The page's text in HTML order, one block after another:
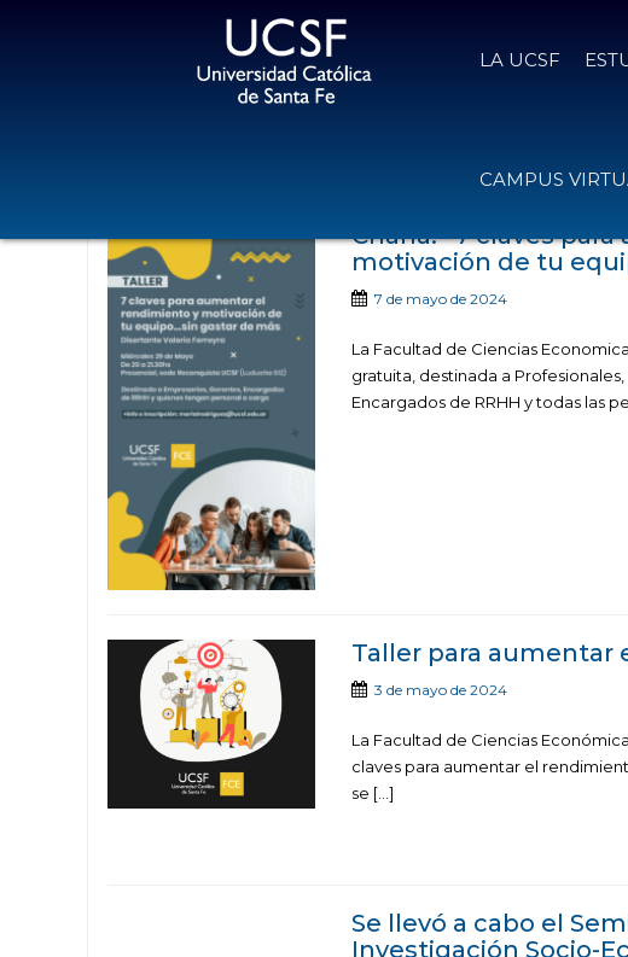
LA UCSF
CAMPUS
Charla: “7 claves
motivación de tu
7 de mayo de 2024
La Facultad de Ciencias
gratuita, destinada a
Encargados de RRHH y todas las
Taller para
3 de mayo de 2024
La Facultad de Ciencias
claves para aumentar el
se […]
Se llevó a cabo el
Investigación Socio-